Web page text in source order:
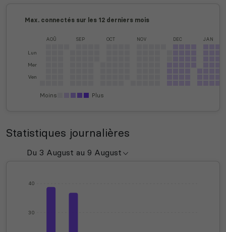
Max. connectés sur les 12 derniers mois
Lun
Mer
Ven
AOÛ SEP OCT NOV DEC JAN
Moins Plus
Statistiques journalières
30
40